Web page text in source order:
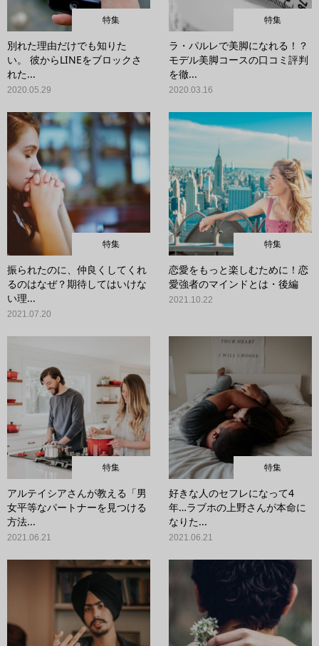
特集
別れた理由だけでも知りた
い。 彼からLINEをブロックさ
れた...
2020.05.29
特集
ラ・パルレで美脚になれる！？
モデル美脚コースの口コミ評判
を徹...
2020.03.16
特集
振られたのに、仲良くしてくれ
るのはなぜ？期待してはいけな
い理...
2021.07.20
特集
恋愛をもっと楽しむために！恋
愛強者のマインドとは・後編
2021.10.22
特集
アルテイシアさんが教える「男
女平等なパートナーを見つける
方法...
2021.06.21
特集
好きな人のセフレになって4
年…ラブホの上野さんが本命に
なりた...
2021.06.21